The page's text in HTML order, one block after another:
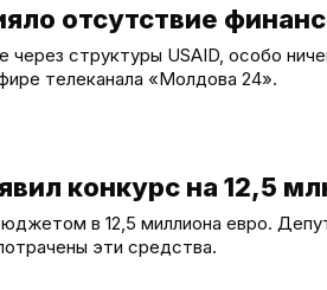
отсутствие
структуры USAID, особо
телеканала «Молдова 24».
конкурс на 12,5
в 12,5 миллиона евро.
эти средства.